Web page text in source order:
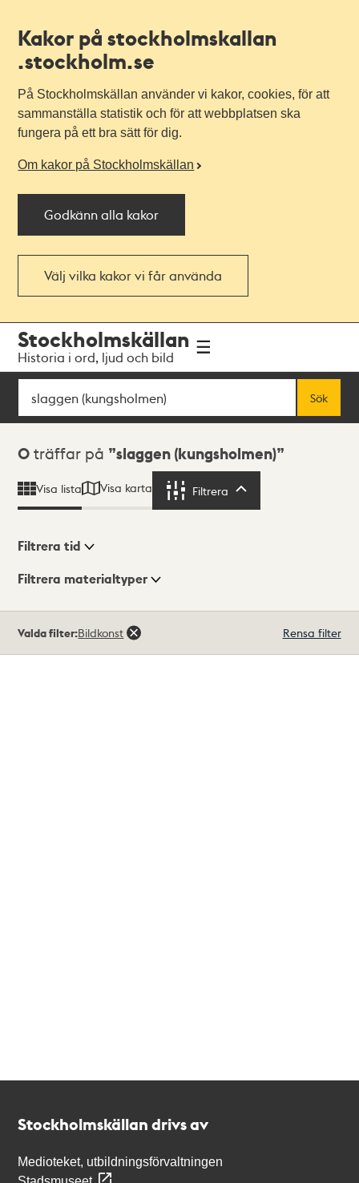
Kakor på stockholmskallan
.stockholm.se
På Stockholmskällan använder vi kakor, cookies, för att
sammanställa statistik och för att webbplatsen ska
fungera på ett bra sätt för dig.
Om kakor på Stockholmskällan
Godkänn alla kakor
Välj vilka kakor vi får använda
navigationen
huvudinnehållet
Stockholmskällan
Historia i ord, ljud och bild
Sök
Sök
Sökresultat
0 träffar på slaggen (kungsholmen)
Visa lista Visa karta Filtrera
Visningsläge
Filtrera tid
Filtrera materialtyper
träffar
Valda filter:Bildkonst Rensa filter
Stockholmskällan drivs av
Medioteket, utbildningsförvaltningen